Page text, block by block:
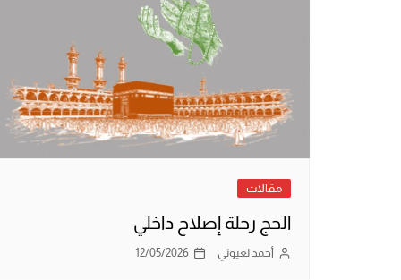
مقالات
الحج رحلة إصلاح داخلي
أحمد لعيوني 12/05/2026